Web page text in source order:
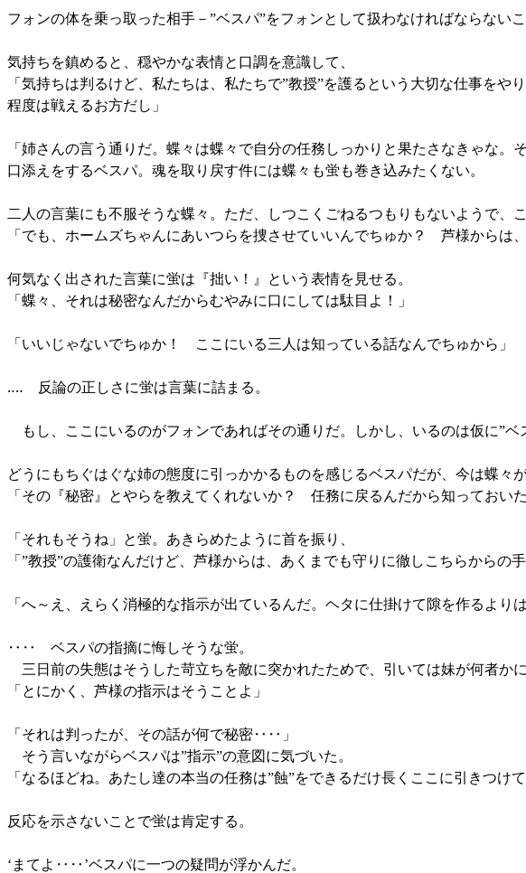
フォンの体を乗っ取った相手－”ベスパ”をフォンとして扱わなければならない
気持ちを鎮めると、穏やかな表情と口調を意識して、
「気持ちは判るけど、私たちは、私たちで”教授”を護るという大切な仕事を
程度は戦えるお方だし」
「姉さんの言う通りだ。蝶々は蝶々で自分の任務しっかりと果たさなきゃな。
口添えをするベスパ。魂を取り戻す件には蝶々も蛍も巻き込みたくない。
二人の言葉にも不服そうな蝶々。ただ、しつこくごねるつもりもないようで、
「でも、ホームズちゃんにあいつらを捜させていいんでちゅか？ 芦様からは
何気なく出された言葉に蛍は『拙い！』という表情を見せる。
「蝶々、それは秘密なんだからむやみに口にしては駄目よ！」
「いいじゃないでちゅか！ ここにいる三人は知っている話なんでちゅから」
‥‥ 反論の正しさに蛍は言葉に詰まる。
もし、ここにいるのがフォンであればその通りだ。しかし、いるのは仮に”ベ
どうにもちぐはぐな姉の態度に引っかかるものを感じるベスパだが、今は蝶々
「その『秘密』とやらを教えてくれないか？ 任務に戻るんだから知っておいた
「それもそうね」と蛍。あきらめたように首を振り、
「”教授”の護衛なんだけど、芦様からは、あくまでも守りに徹しこちらからの
「へ～え、えらく消極的な指示が出ているんだ。ヘタに仕掛けて隙を作るよ
‥‥ ベスパの指摘に悔しそうな蛍。
三日前の失態はそうした苛立ちを敵に突かれたためで、引いては妹が何者か
「とにかく、芦様の指示はそうことよ」
「それは判ったが、その話が何で秘密‥‥」
そう言いながらベスパは”指示”の意図に気づいた。
「なるほどね。あたし達の本当の任務は”蝕”をできるだけ長くここに引きつ
反応を示さないことで蛍は肯定する。
‘まてよ‥‥’ベスパに一つの疑問が浮かんだ。